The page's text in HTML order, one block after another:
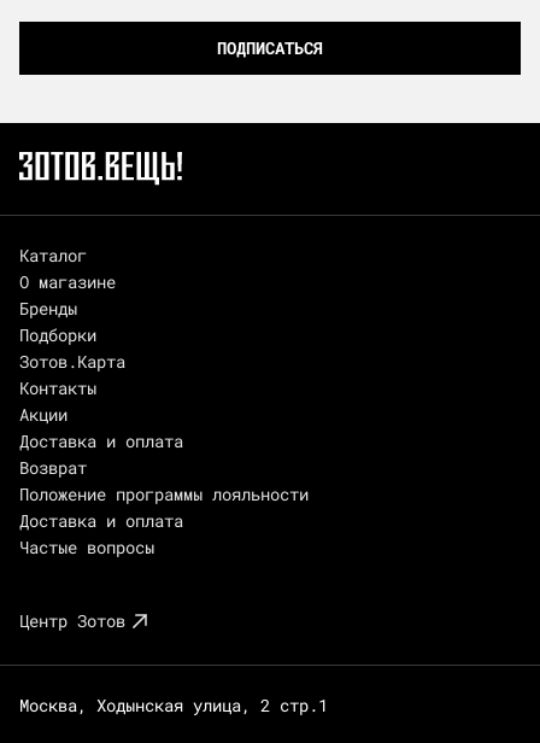
ПОДПИСАТЬСЯ
Каталог
О магазине
Бренды
Подборки
Зотов.Карта
Контакты
Акции
Доставка и оплата
Возврат
Положение программы лояльности
Доставка и оплата
Частые вопросы
Центр Зотов
Москва, Ходынская улица, 2 стр.1